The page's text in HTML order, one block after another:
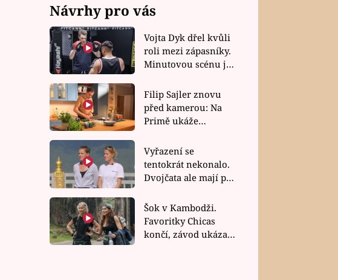
Návrhy pro vás
Vojta Dyk dřel kvůli
roli mezi zápasníky.
Minutovou scénu jel
Filip Sajler znovu
před kamerou: Na
Primě ukáže
rychlé recepty
Vyřazení se
tentokrát nekonalo.
Dvojčata ale mají po
závodu nůž na krku
Šok v Kambodži.
Favoritky Chicas
končí, závod ukázal